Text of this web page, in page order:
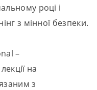
році і
з мінної безпеки.
–
на
з